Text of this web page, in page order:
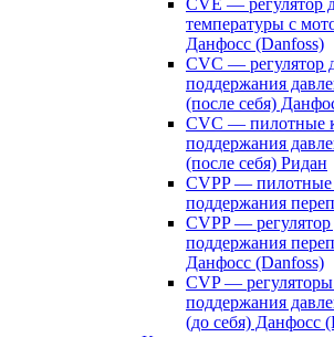
CVE — регулятор
температуры с
Данфосс (Danfoss)
CVС — регулятор
поддержания
(после себя)
CVС — пилотные
поддержания
(после себя) Ридан
CVPP — пилотные
поддержания
CVPP — регулятор
поддержания
Данфосс (Danfoss)
CVP — регуляторы
поддержания
(до себя) Данфосс